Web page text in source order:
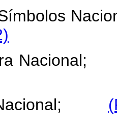
Símbolos
Nacional;